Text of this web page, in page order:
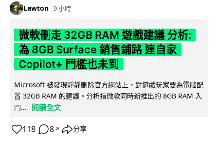
Lawton 9 小時
微軟刪走 32GB RAM 遊戲建議 分析:
為 8GB Surface 銷售鋪路 連自家
Copilot+ 門檻也未到
Microsoft 被發現靜靜刪除官方網站上，對遊戲玩家要為電腦配
置 32GB RAM 的建議。分析指微軟同時新推出的 8GB RAM 入
門...
閱讀全文
118 8 ↗ 分享